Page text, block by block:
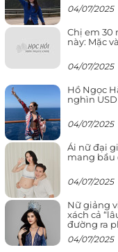
04/07/2025
Chị em 30
này: Mặc
04/07/2025
Hồ Ngọc
nghìn USD
04/07/2025
Ái nữ đại
mang bầu
04/07/2025
Nữ giảng
xách cả
đường ra
04/07/2025